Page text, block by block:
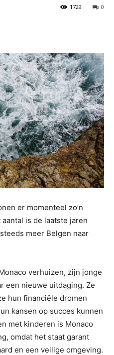
0
1729
er momenteel zo’n
is de laatste jaren
meer Belgen naar
verhuizen, zijn jonge
een nieuwe uitdaging. Ze
hun financiële dromen
kansen op succes kunnen
met kinderen is Monaco
omdat het staat garant
en een veilige omgeving.